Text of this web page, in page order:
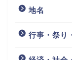
地名
行事・祭り